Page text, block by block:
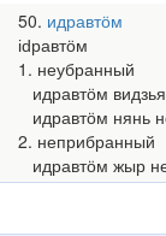
50 идравтӧм
іԁравтӧм
1. неубранный
идравтӧм
идравтӧм нянь
2. неприбранный
идравтӧм жыр